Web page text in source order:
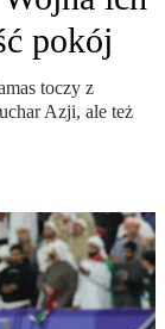
pokój
toczy z
Azji, ale też